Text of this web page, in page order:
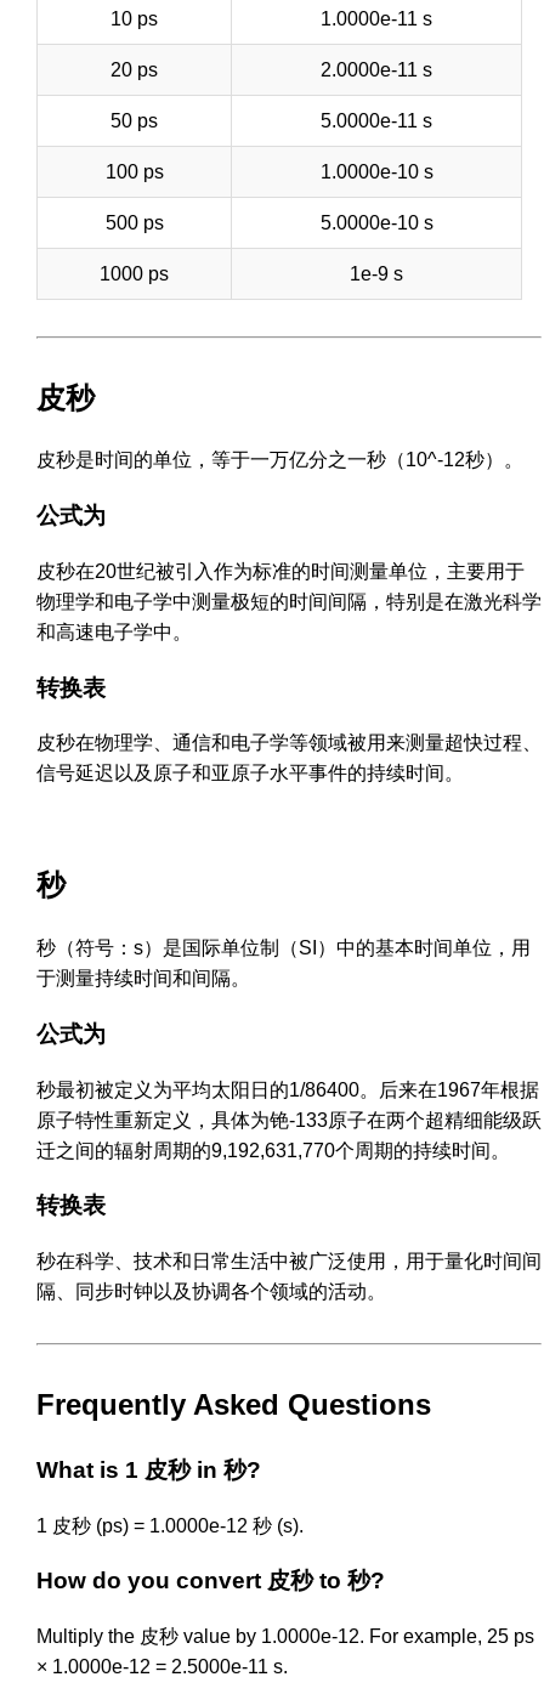
10 ps 1.0000e-11 s
20 ps 2.0000e-11 s
50 ps 5.0000e-11 s
100 ps 1.0000e-10 s
500 ps 5.0000e-10 s
1000 ps 1e-9 s
皮秒
皮秒是时间的单位，等于一万亿分之一秒（10^-12秒）。
公式为
皮秒在20世纪被引入作为标准的时间测量单位，主要用于
物理学和电子学中测量极短的时间间隔，特别是在激光科学
和高速电子学中。
转换表
皮秒在物理学、通信和电子学等领域被用来测量超快过程、
信号延迟以及原子和亚原子水平事件的持续时间。
秒
秒（符号：s）是国际单位制（SI）中的基本时间单位，用
于测量持续时间和间隔。
公式为
秒最初被定义为平均太阳日的1/86400。后来在1967年根据
原子特性重新定义，具体为铯-133原子在两个超精细能级跃
迁之间的辐射周期的9,192,631,770个周期的持续时间。
转换表
秒在科学、技术和日常生活中被广泛使用，用于量化时间间
隔、同步时钟以及协调各个领域的活动。
Frequently Asked Questions
What is 1 皮秒 in 秒?
1 皮秒 (ps) = 1.0000e-12 秒 (s).
How do you convert 皮秒 to 秒?
Multiply the 皮秒 value by 1.0000e-12. For example, 25 ps
× 1.0000e-12 = 2.5000e-11 s.